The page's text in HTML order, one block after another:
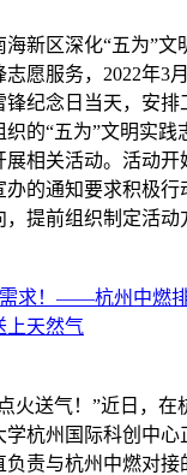
新区深化“五为”文
愿服务，2022年3
锋纪念日当天，安
的“五为”文明实践
相关活动。活动开
办的通知要求积极行
提前组织制定活动
求！——杭州中燃
上天然气
火送气！”近日，在
学杭州国际科创中心
负责与杭州中燃对接